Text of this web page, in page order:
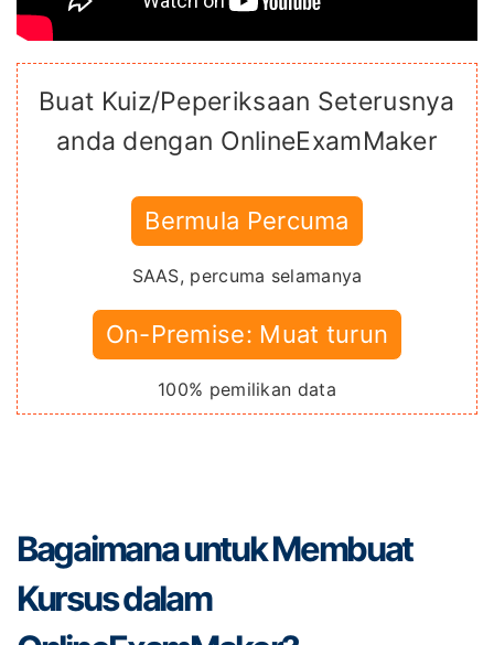
Buat Kuiz/Peperiksaan Seterusnya
anda dengan OnlineExamMaker
Bermula Percuma
SAAS, percuma selamanya
On-Premise: Muat turun
100% pemilikan data
Bagaimana untuk Membuat
Kursus dalam